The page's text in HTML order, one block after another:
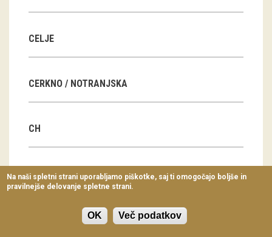
Arhiv razstav
dogodki
Predavanja
Delavnice
Vodeni ogledi
CELJE
CERKNO / NOTRANJSKA
CH
CN
Na naši spletni strani uporabljamo piškotke, saj ti omogočajo boljše in
pravilnejše delovanje spletne strani.
OK Več podatkov